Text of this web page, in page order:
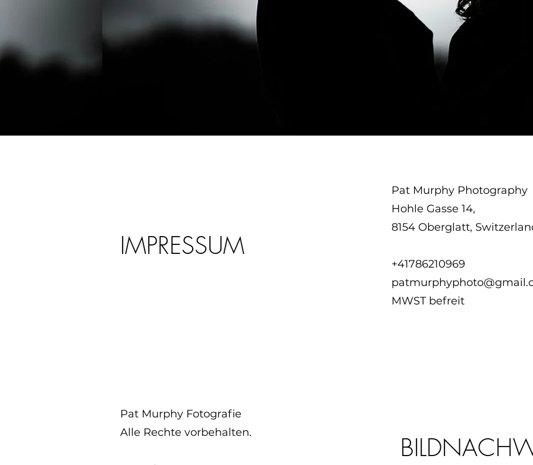
IMPRESSUM
Pat Murphy Photography
Hohle Gasse 14,
8154 Oberglatt,
+41786210969
MWST befreit
Pat Murphy Fotografie
Alle Rechte vorbehalten.